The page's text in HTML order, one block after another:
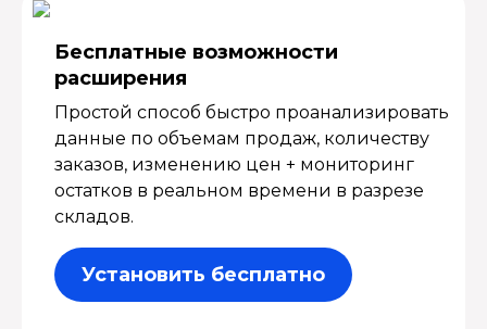
Бесплатные возмож­ности
расширения
Простой способ быстро проанализировать
данные по объемам продаж, количеству
заказов, изменению цен + мониторинг
остатков в реальном времени в разрезе
складов.
Установить бесплатно